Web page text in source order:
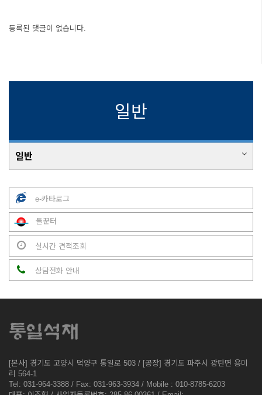
등록된 댓글이 없습니다.
일반
일반
e-카타로그
돌꾼터
실시간 견적조회
상담전화 안내
[본사] 경기도 고양시 덕양구 통일로 503 / [공장] 경기도 파주시 광탄면 용미
리 564-1
Tel: 031-964-3388 / Fax: 031-963-3934 / Mobile : 010-8785-6203